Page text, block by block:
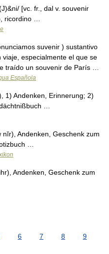
[vc. fr., dal v. souvenir
ricordino …
suvenir ) sustantivo
especialmente el que se
traído un souvenir de París …
Española
Andenken, Erinnerung; 2)
…
Andenken, Geschenk zum
…
Andenken, Geschenk zum
6 7 8
9